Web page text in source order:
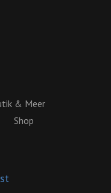
& Meer
Shop